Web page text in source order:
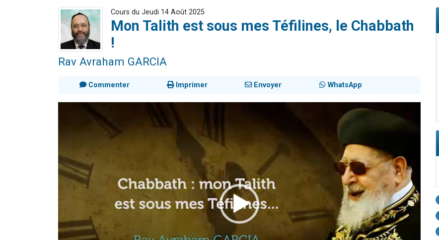
Cours du Jeudi 14 Août 2025
Mon Talith est sous mes Téfilines, le Chabbath
!
Rav Avraham GARCIA
Commenter Imprimer Envoyer WhatsApp